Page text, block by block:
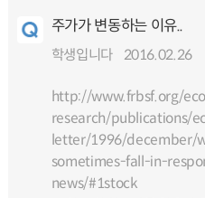
주가가 변동하는 이유..
학생입니다 2016.02.26
http://www.frbsf.org/
research/publications/
letter/1996/december/
sometimes-fall-in-
news/#1stock